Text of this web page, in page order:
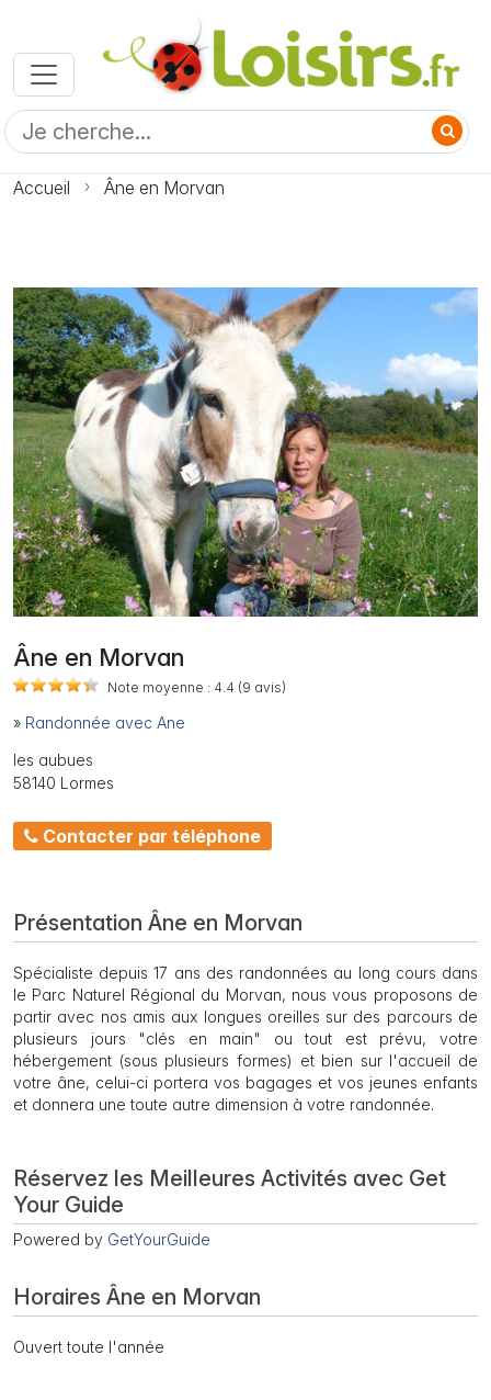
Accueil Âne en Morvan
Photo Âne en Morvan
Âne en Morvan
Note moyenne : 4.4 (9 avis)
» Randonnée avec Ane
les aubues
58140 Lormes
Contacter par téléphone
Présentation Âne en Morvan
Spécialiste depuis 17 ans des randonnées au long cours dans
le Parc Naturel Régional du Morvan, nous vous proposons de
partir avec nos amis aux longues oreilles sur des parcours de
plusieurs jours "clés en main" ou tout est prévu, votre
hébergement (sous plusieurs formes) et bien sur l'accueil de
votre âne, celui-ci portera vos bagages et vos jeunes enfants
et donnera une toute autre dimension à votre randonnée.
Réservez les Meilleures Activités avec Get
Your Guide
Powered by GetYourGuide
Horaires Âne en Morvan
Ouvert toute l'année